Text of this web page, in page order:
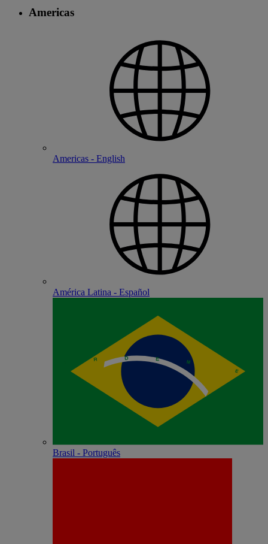
Americas
Americas - English
América Latina - Español
Brasil - Português